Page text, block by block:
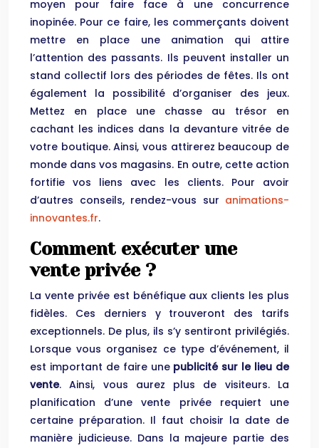
moyen pour faire face à une concurrence
inopinée. Pour ce faire, les commerçants doivent
mettre en place une animation qui attire
l’attention des passants. Ils peuvent installer un
stand collectif lors des périodes de fêtes. Ils ont
également la possibilité d’organiser des jeux.
Mettez en place une chasse au trésor en
cachant les indices dans la devanture vitrée de
votre boutique. Ainsi, vous attirerez beaucoup de
monde dans vos magasins. En outre, cette action
fortifie vos liens avec les clients. Pour avoir
d’autres conseils, rendez-vous sur animations-
innovantes.fr.
Comment exécuter une
vente privée ?
La vente privée est bénéfique aux clients les plus
fidèles. Ces derniers y trouveront des tarifs
exceptionnels. De plus, ils s’y sentiront privilégiés.
Lorsque vous organisez ce type d’événement, il
est important de faire une publicité sur le lieu de
vente. Ainsi, vous aurez plus de visiteurs. La
planification d’une vente privée requiert une
certaine préparation. Il faut choisir la date de
manière judicieuse. Dans la majeure partie des